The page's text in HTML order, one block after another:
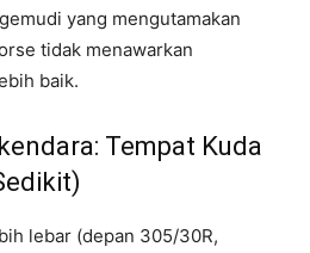
yang mengutamakan
tidak menawarkan
baik.
Tempat Kuda
lebar (depan 305/30R,